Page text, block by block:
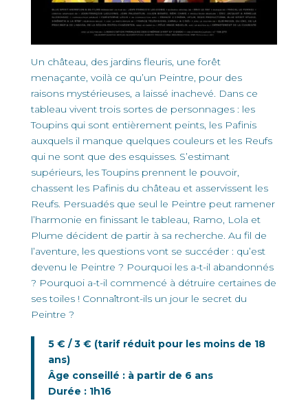
Un château, des jardins fleuris, une forêt
menaçante, voilà ce qu’un Peintre, pour des
raisons mystérieuses, a laissé inachevé. Dans ce
tableau vivent trois sortes de personnages : les
Toupins qui sont entièrement peints, les Pafinis
auxquels il manque quelques couleurs et les Reufs
qui ne sont que des esquisses. S’estimant
supérieurs, les Toupins prennent le pouvoir,
chassent les Pafinis du château et asservissent les
Reufs. Persuadés que seul le Peintre peut ramener
l’harmonie en finissant le tableau, Ramo, Lola et
Plume décident de partir à sa recherche. Au fil de
l’aventure, les questions vont se succéder : qu’est
devenu le Peintre ? Pourquoi les a-t-il abandonnés
? Pourquoi a-t-il commencé à détruire certaines de
ses toiles ! Connaîtront-ils un jour le secret du
Peintre ?
5 € / 3 € (tarif réduit pour les moins de 18
ans)
Âge conseillé : à partir de 6 ans
Durée : 1h16